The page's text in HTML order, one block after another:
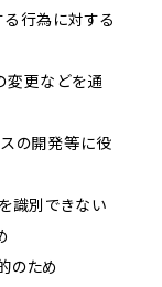
る行為に対する
変更などを通
スの開発等に役
を識別できない
のため